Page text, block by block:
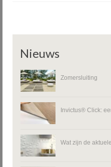
Nieuws
Zomersluiting
Invictus® Click:
Wat zijn de